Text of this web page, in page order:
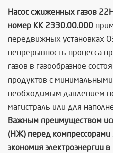
Насос сжиженных газов
номер КК 2330.00.000
передвижных установках
непрерывность процесса
газов в газообразное
продуктов с
необходимым давлением
магистраль или для
Важным преимуществом
(НЖ) перед компрессорами
экономия электроэнергии